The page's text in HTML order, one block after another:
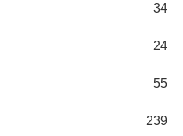
34
24
55
239